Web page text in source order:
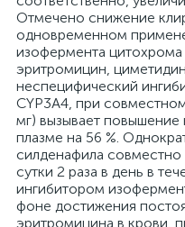
Отмечено снижение
одновременном
изофермента цитохрома
эритромицин,
неспецифический
CYP3A4, при
мг) вызывает повышение
плазме на 56 %.
силденафила
сутки 2 раза в день в
ингибитором
фоне достижения
эритромицина в крови,